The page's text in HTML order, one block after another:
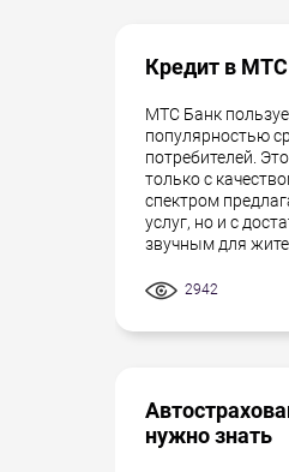
Кредит в
МТС Банк
популярностью
потребителей.
только с
спектром
услуг, но и с
звучным для
2942
нужно знать